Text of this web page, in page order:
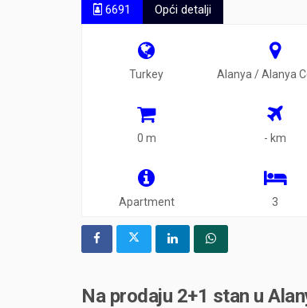
6691 Opći detalji
Turkey Alanya / Alanya
0 m - km
Apartment 3
Na prodaju 2+1 stan u